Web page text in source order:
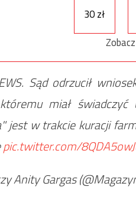
30 zł
Sąd odrzucił
miał świadczyć
jest w trakcie kuracji
pic.twitter.com/
Anity Gargas